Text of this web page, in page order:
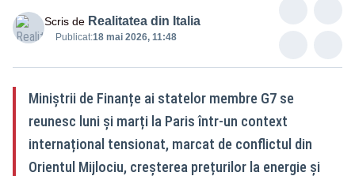
Scris de Realitatea din Italia
Publicat:18 mai 2026, 11:48
Miniștrii de Finanțe ai statelor membre G7 se
reunesc luni și marți la Paris într-un context
internațional tensionat, marcat de conflictul din
Orientul Mijlociu, creșterea prețurilor la energie și